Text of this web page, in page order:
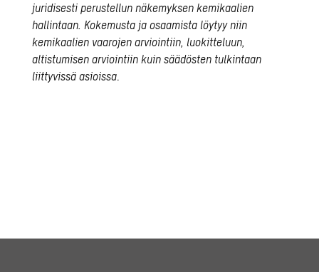
juridisesti perustellun näkemyksen kemikaalien
hallintaan. Kokemusta ja osaamista löytyy niin
kemikaalien vaarojen arviointiin, luokitteluun,
altistumisen arviointiin kuin säädösten tulkintaan
liittyvissä asioissa.